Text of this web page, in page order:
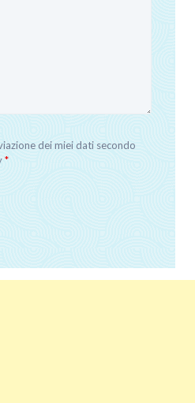
dei miei dati secondo
*